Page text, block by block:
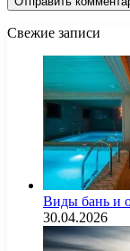
Свежие записи
Виды бань и
30.04.2026